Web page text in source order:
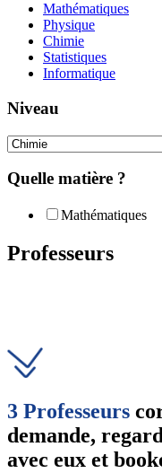
Mathématiques
Physique
Chimie
Statistiques
Informatique
Niveau
Quelle matière ?
Mathématiques
Professeurs
3 Professeurs
demande,
avec eux et